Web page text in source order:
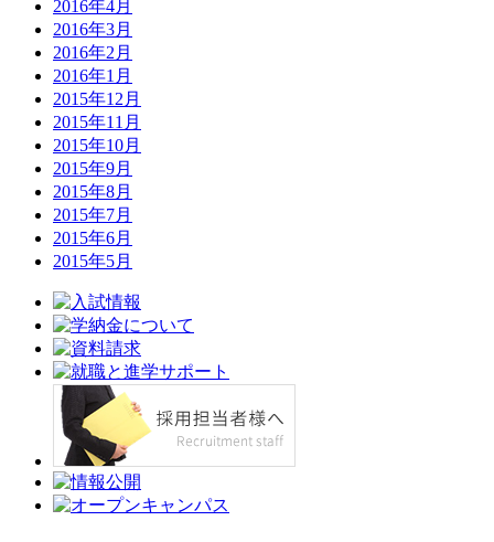
2016年4月
2016年3月
2016年2月
2016年1月
2015年12月
2015年11月
2015年10月
2015年9月
2015年8月
2015年7月
2015年6月
2015年5月